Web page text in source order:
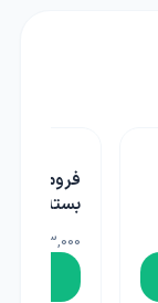
رول زرد 30 سانتی رها اندیش کاوان
5,250,000 ریال